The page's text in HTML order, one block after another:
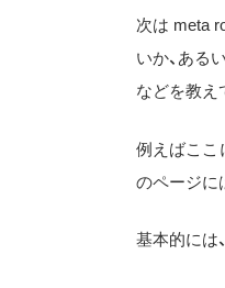
次は meta
いか、ある
などを教え
例えばここ
のページに
基本的には